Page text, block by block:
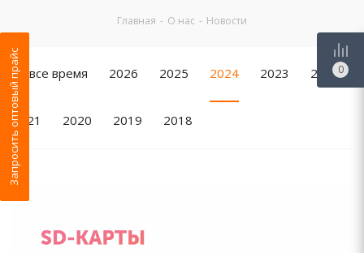
Главная - О нас - Новости
За все время 2026 2025 2024 2023 2022
2021 2020 2019 2018
Запросить оптовый прайс 0